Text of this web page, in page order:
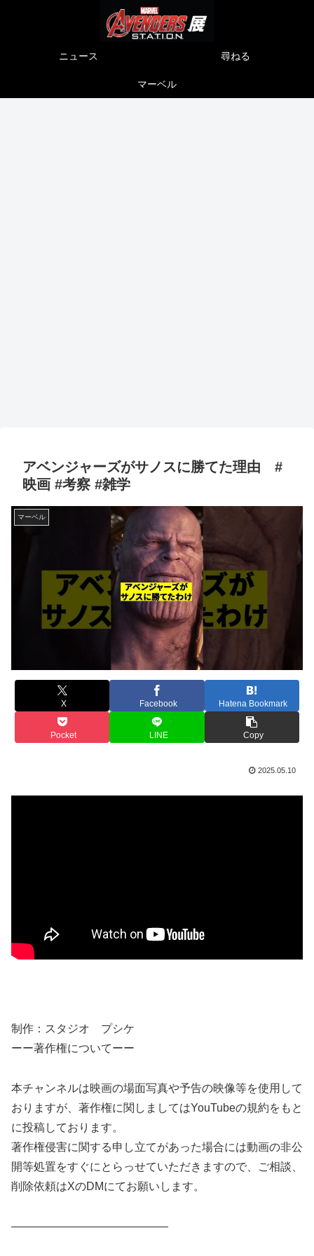
ニュース 尋ねる
マーベル
アベンジャーズがサノスに勝てた理由 #
映画 #考察 #雑学
マーベル
X Facebook Hatena Bookmark
Pocket LINE Copy
2025.05.10
制作：スタジオ プシケ
ーー著作権についてーー
本チャンネルは映画の場面写真や予告の映像等を使用して
おりますが、著作権に関しましてはYouTubeの規約をもと
に投稿しております。
著作権侵害に関する申し立てがあった場合には動画の非公
開等処置をすぐにとらっせていただきますので、ご相談、
削除依頼はXのDMにてお願いします。
——————————————